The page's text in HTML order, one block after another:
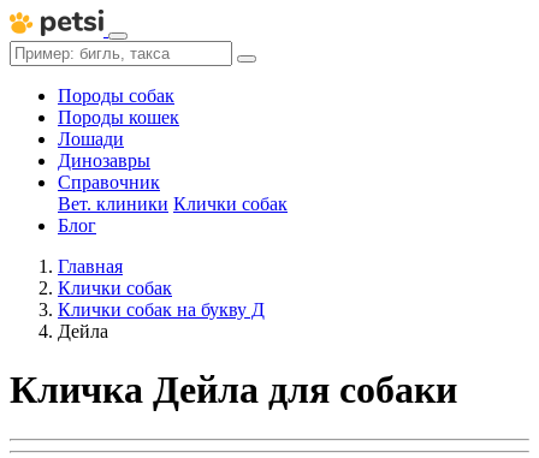
Породы собак
Породы кошек
Лошади
Динозавры
Справочник
Вет. клиники Клички собак
Блог
Главная
Клички собак
Клички собак на букву Д
Дейла
Кличка Дейла для собаки